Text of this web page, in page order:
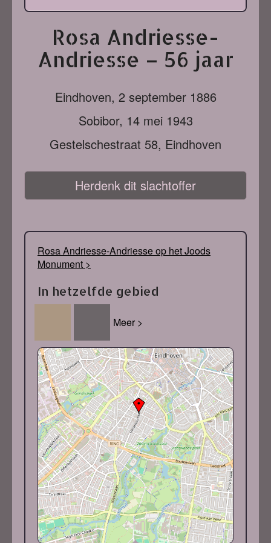
Rosa Andriesse-
Andriesse – 56 jaar
Eindhoven, 2 september 1886
Sobibor, 14 mei 1943
Gestelschestraat 58, Eindhoven
Herdenk dit slachtoffer
Rosa Andriesse-Andriesse op het Joods
Monument >
In hetzelfde gebied
Meer >